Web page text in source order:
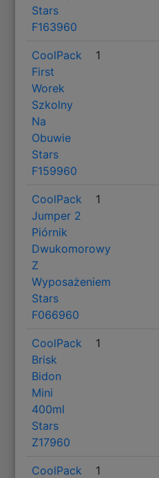
Stars
F163960
CoolPack
First
Worek
Szkolny
Na
Obuwie
Stars
F159960
1
CoolPack
Jumper 2
Piórnik
Dwukomorowy
Z
Wyposażeniem
Stars
F066960
1
CoolPack
Brisk
Bidon
Mini
400ml
Stars
Z17960
1
CoolPack
1